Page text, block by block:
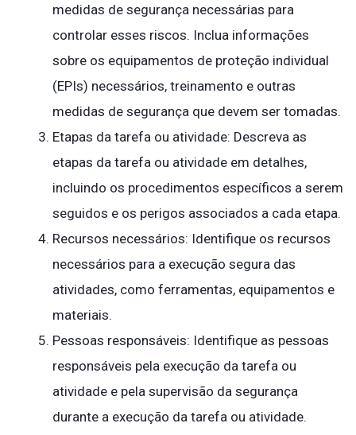
medidas de segurança necessárias para
controlar esses riscos. Inclua informações
sobre os equipamentos de proteção individual
(EPIs) necessários, treinamento e outras
medidas de segurança que devem ser tomadas.
Etapas da tarefa ou atividade: Descreva as
etapas da tarefa ou atividade em detalhes,
incluindo os procedimentos específicos a serem
seguidos e os perigos associados a cada etapa.
Recursos necessários: Identifique os recursos
necessários para a execução segura das
atividades, como ferramentas, equipamentos e
materiais.
Pessoas responsáveis: Identifique as pessoas
responsáveis pela execução da tarefa ou
atividade e pela supervisão da segurança
durante a execução da tarefa ou atividade.